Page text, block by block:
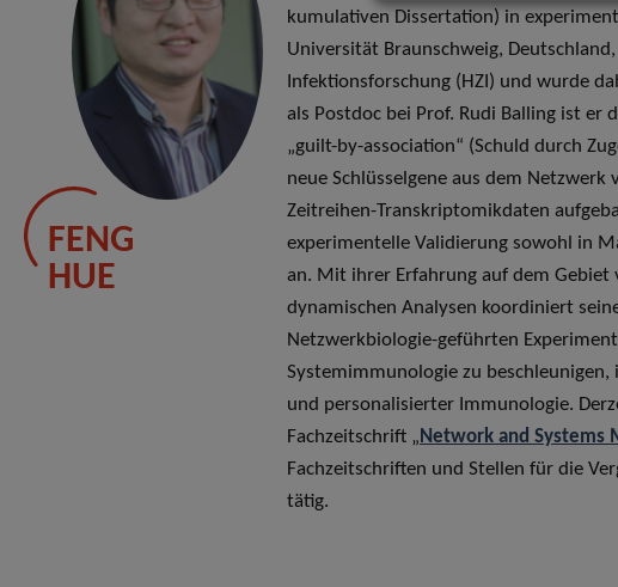
FENG
HUE
kumulativen Dissertation) in
Universität Braunschweig,
Infektionsforschung (HZI) und wurde
als Postdoc bei Prof. Rudi Balling ist er
„guilt-by-association“ (Schuld durch
neue Schlüsselgene aus dem
Zeitreihen-Transkriptomikdaten
experimentelle Validierung sowohl in
an. Mit ihrer Erfahrung auf dem
dynamischen Analysen koordiniert
Netzwerkbiologie-geführten
Systemimmunologie zu
und personalisierter Immunologie.
Fachzeitschrift „ Network and Systems
Fachzeitschriften und Stellen für die
tätig.